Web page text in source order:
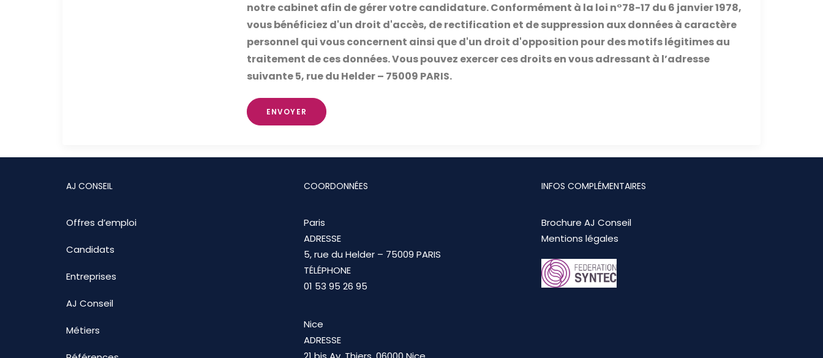
notre cabinet afin de gérer votre candidature. Conformément à la loi n°78-17 du 6 janvier 1978,
vous bénéficiez d'un droit d'accès, de rectification et de suppression aux données à caractère
personnel qui vous concernent ainsi que d'un droit d'opposition pour des motifs légitimes au
traitement de ces données. Vous pouvez exercer ces droits en vous adressant à l’adresse
suivante 5, rue du Helder – 75009 PARIS.
ENVOYER
AJ CONSEIL
Offres d’emploi
Candidats
Entreprises
AJ Conseil
Métiers
COORDONNÉES
Paris
ADRESSE
5, rue du Helder – 75009 PARIS
TÉLÉPHONE
01 53 95 26 95
Nice
ADRESSE
INFOS COMPLÉMENTAIRES
Brochure AJ Conseil
Mentions légales